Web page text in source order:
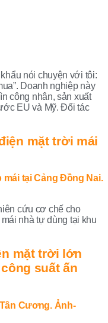
nói chuyện với tôi:
Doanh nghiệp này
công nhân, sản xuất
EU và Mỹ. Đối tác
mặt trời mái
cứu cơ chế cho
nhà tự dùng tại khu
mặt trời lớn
suất ấn